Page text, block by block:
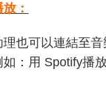
：
理也可以連結至
如：用 Spotify播